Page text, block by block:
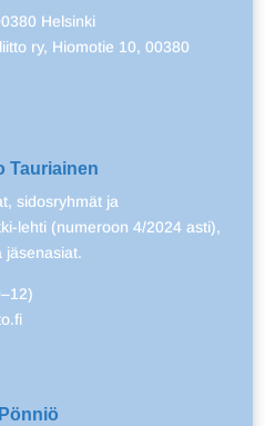
Helsinki
ry, Hiomotie 10, 00380
Tauriainen
sidosryhmät ja
lehti (numeroon 4/2024 asti),
jäsenasiat.